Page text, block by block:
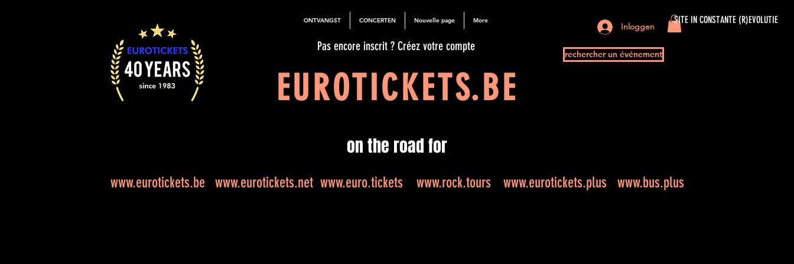
ONTVANGST CONCERTEN Nouvelle page More SITE IN CONSTANTE (R)EVOLUTIE
Pas encore inscrit ? Créez votre compte
EUROTICKETS.BE
Inloggen
rechercher un événement
on the road for
www.eurotickets.be www.eurotickets.net www.euro.tickets www.rock.tours www.eurotickets.plus www.bus.plus